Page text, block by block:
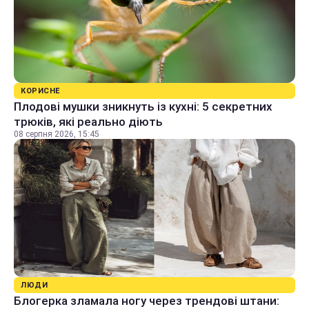
КОРИСНЕ
Плодові мушки зникнуть із кухні: 5 секретних
трюків, які реально діють
08 серпня 2026, 15:45
ЛЮДИ
Блогерка зламала ногу через трендові штани: